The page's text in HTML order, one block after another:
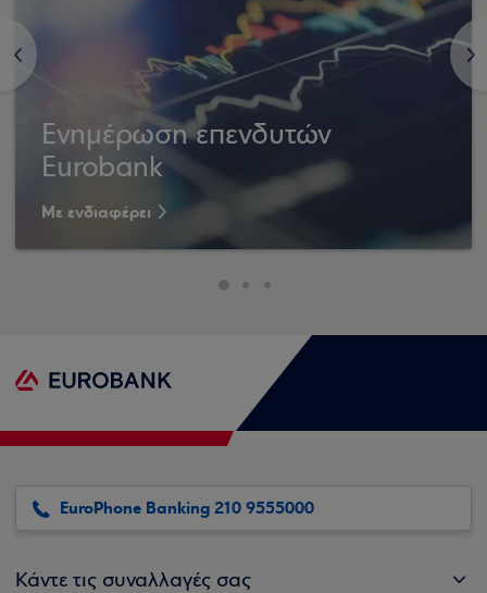
<
Ενημέρωση επενδυτών
Eurobank
Με ενδιαφέρει
>
EuroPhone Banking 210 9555000
Κάντε τις συναλλαγές σας